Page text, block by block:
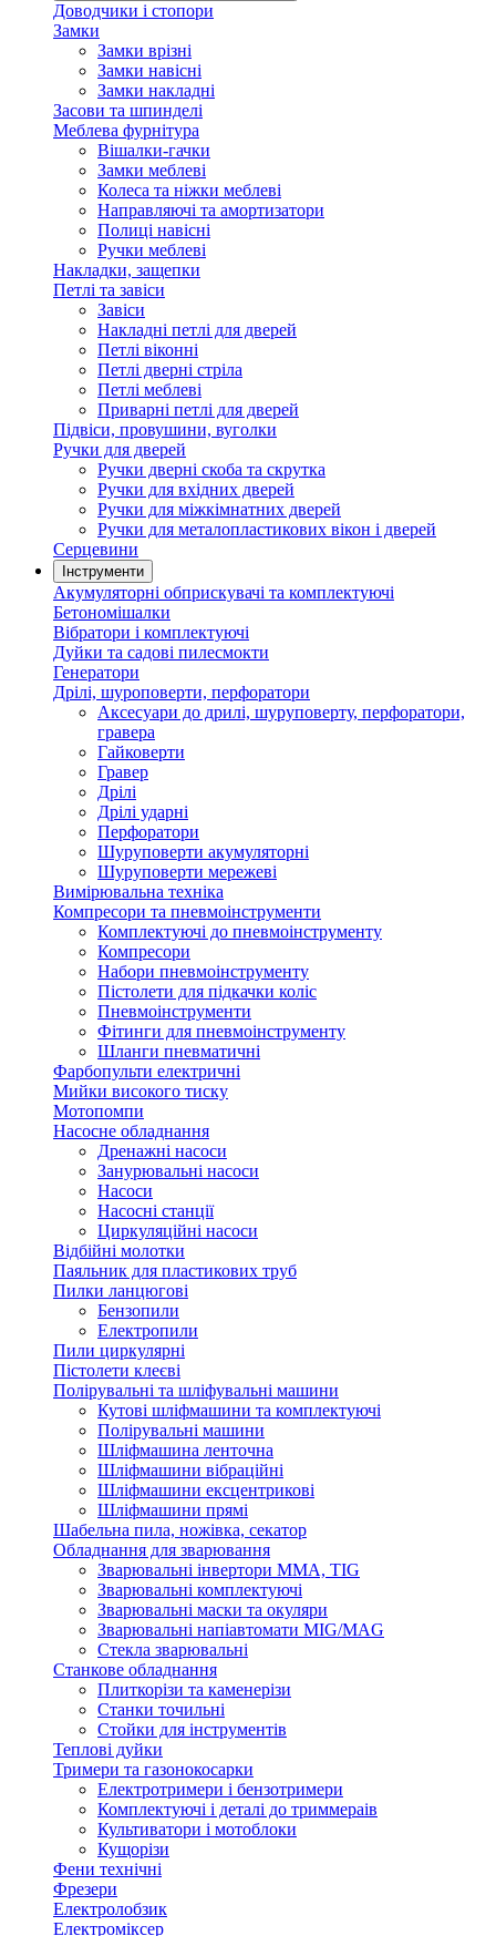
Доводчики і стопори
Замки
Замки врізні
Замки навісні
Замки накладні
Засови та шпинделі
Меблева фурнітура
Вішалки-гачки
Замки меблеві
Колеса та ніжки меблеві
Направляючі та амортизатори
Полиці навісні
Ручки меблеві
Накладки, защепки
Петлі та завіси
Завіси
Накладні петлі для дверей
Петлі віконні
Петлі дверні стріла
Петлі меблеві
Приварні петлі для дверей
Підвіси, провушини, вуголки
Ручки для дверей
Ручки дверні скоба та скрутка
Ручки для вхідних дверей
Ручки для міжкімнатних дверей
Ручки для металопластикових вікон і дверей
Серцевини
Інструменти
Акумуляторні обприскувачі та комплектуючі
Бетономішалки
Вібратори і комплектуючі
Дуйки та садові пилесмокти
Генератори
Дрілі, шуроповерти, перфоратори
Аксесуари до дрилі, шуруповерту, перфоратори,
гравера
Гайковерти
Гравер
Дрілі
Дрілі ударні
Перфоратори
Шуруповерти акумуляторні
Шуруповерти мережеві
Вимірювальна техніка
Компресори та пневмоінструменти
Комплектуючі до пневмоінструменту
Компресори
Набори пневмоінструменту
Пістолети для підкачки коліс
Пневмоінструменти
Фітинги для пневмоінструменту
Шланги пневматичні
Фарбопульти електричні
Мийки високого тиску
Мотопомпи
Насосне обладнання
Дренажні насоси
Занурювальні насоси
Насоси
Насосні станції
Циркуляційні насоси
Відбійні молотки
Паяльник для пластикових труб
Пилки ланцюгові
Бензопили
Електропили
Пили циркулярні
Пістолети клеєві
Полірувальні та шліфувальні машини
Кутові шліфмашини та комплектуючі
Полірувальні машини
Шліфмашина ленточна
Шліфмашини вібраційні
Шліфмашини ексцентрикові
Шліфмашини прямі
Шабельна пила, ножівка, секатор
Обладнання для зварювання
Зварювальні інвертори ММА, TIG
Зварювальні комплектуючі
Зварювальні маски та окуляри
Зварювальні напіавтомати MIG/MAG
Стекла зварювальні
Станкове обладнання
Плиткорізи та каменерізи
Станки точильні
Стойки для інструментів
Теплові дуйки
Тримери та газонокосарки
Електротримери і бензотримери
Комплектуючі і деталі до триммераів
Культиватори і мотоблоки
Кущорізи
Фени технічні
Фрезери
Електролобзик
Електроміксер